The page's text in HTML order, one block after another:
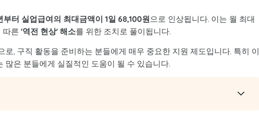
부터 실업급여의 최대금액이 1일 68,100원으로 인상됩니다. 이는 월 최대
따른 '역전 현상' 해소를 위한 조치로 풀이됩니다.
로, 구직 활동을 준비하는 분들에게 매우 중요한 지원 제도입니다. 특히 이
많은 분들에게 실질적인 도움이 될 수 있습니다.